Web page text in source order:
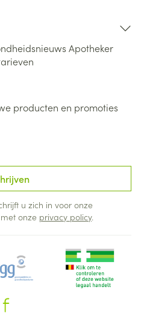
Apotheker
producten en promoties
u zich in voor onze
onze privacy policy.